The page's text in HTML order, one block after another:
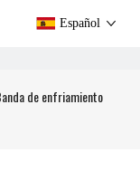
Español
de enfriamiento